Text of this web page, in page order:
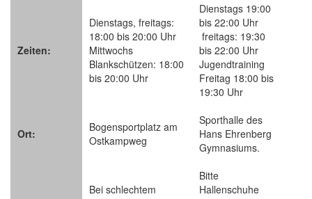
Zeiten:
Dienstags, freitags:
18:00 bis 20:00 Uhr
Mittwochs
Blankschützen: 18:00
bis 20:00 Uhr
Dienstags 19:00
bis 22:00 Uhr
freitags: 19:30
bis 22:00 Uhr
Jugendtraining
Freitag 18:00 bis
19:30 Uhr
Ort:
Bogensportplatz am
Ostkampweg
Sporthalle des
Hans Ehrenberg
Gymnasiums.
Bei schlechtem
Bitte
Hallenschuhe